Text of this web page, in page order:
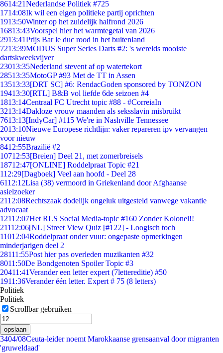
8614:21Nederlandse Politiek #725
1714:08Ik wil een eigen politieke partij oprichten
1913:50Winter op het zuidelijk halfrond 2026
16813:43Voorspel hier het warmtegetal van 2026
2913:41Prijs Bar le duc rood in het buitenland
7213:39MODUS Super Series Darts #2: 's werelds mooiste
dartskweekvijver
23013:35Nederland stevent af op watertekort
28513:35MotoGP #93 Met de TT in Assen
13513:33[DRT SC] #6: RendacGoden sponsored by TONZON
19413:30[RTL] B&B vol liefde 6de seizoen #4
1813:14Centraal FC Utrecht topic #88 - #CorreiaIn
3213:14Dakloze vrouw maanden als seksslavin misbruikt
7613:13[IndyCar] #115 We're in Nashville Tennessee
2013:10Nieuwe Europese richtlijn: vaker repareren ipv vervangen
voor nieuw
8412:55Brazilië #2
10712:53[Breien] Deel 21, met zomerbreisels
18712:47[ONLINE] Roddelpraat Topic #21
112:29[Dagboek] Veel aan hoofd - Deel 28
6112:12Lisa (38) vermoord in Griekenland door Afghaanse
asielzoeker
2112:08Rechtszaak dodelijk ongeluk uitgesteld vanwege vakantie
advocaat
12112:07Het RLS Social Media-topic #160 Zonder Kolonel!!
21112:06[NL] Street View Quiz [#122] - Loogisch toch
11012:04Roddelpraat onder vuur: ongepaste opmerkingen
minderjarigen deel 2
28111:55Post hier pas overleden muzikanten #32
8011:50De Bondgenoten Spoiler Topic #3
20411:41Verander een letter expert (7lettereditie) #50
1911:36Verander één letter. Expert # 75 (8 letters)
Politiek
Politiek
Scrollbar gebruiken
opslaan
3404/08Ceuta-leider noemt Marokkaanse grensaanval door migranten
'gruweldaad'